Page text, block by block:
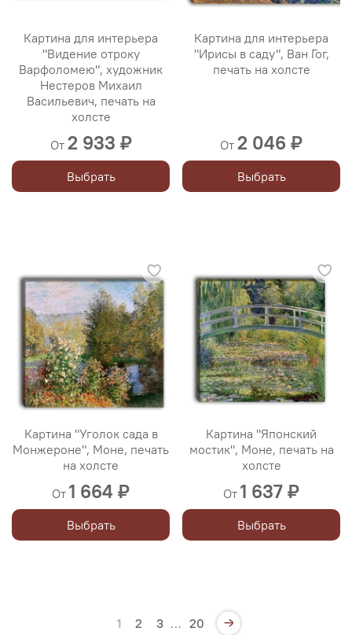
Картина для интерьера
"Видение отроку
Варфоломею", художник
Нестеров Михаил
Васильевич, печать на
холсте
От 2 933 ₽
Выбрать
Картина для интерьера
"Ирисы в саду", Ван Гог,
печать на холсте
От 2 046 ₽
Выбрать
Картина "Уголок сада в
Монжероне", Моне, печать
на холсте
От 1 664 ₽
Выбрать
Картина "Японский
мостик", Моне, печать на
холсте
От 1 637 ₽
Выбрать
1 2 3 … 20